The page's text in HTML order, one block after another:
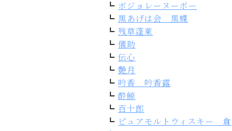
ボジョレーヌーボー
黒あげは会 黒蝶
残草蓬莱
儀助
伝心
艶月
吟香 吟香露
酔鯨
百十郎
ピュアモルトウィスキー 倉